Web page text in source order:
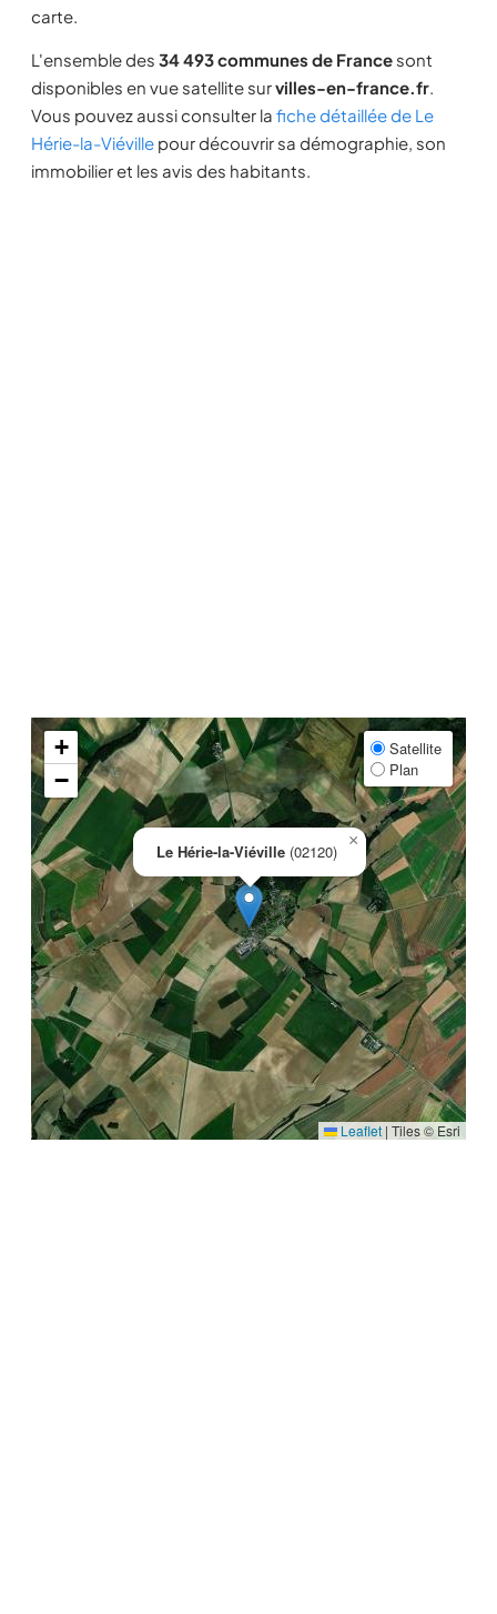
carte.
L'ensemble des 34 493 communes de France sont
disponibles en vue satellite survilles-en-france.fr.
Vous pouvez aussi consulter la fiche détaillée de Le
Hérie-la-Viéville pour découvrir sa démographie, son
immobilier et les avis des habitants.
Le Hérie-la-Viéville (02120)
×
+
−
Satellite
Plan
Leaflet | Tiles © Esri